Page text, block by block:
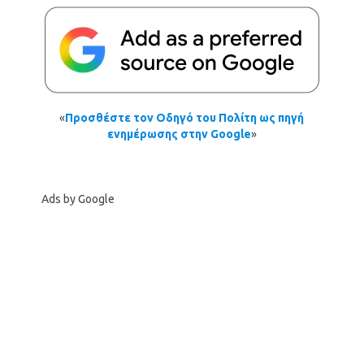
«Προσθέστε τον Οδηγό του Πολίτη ως πηγή
ενημέρωσης στην Google»
Ads by Google